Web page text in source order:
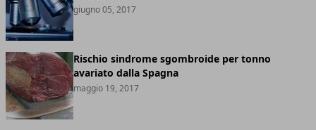
giugno 05, 2017
Rischio sindrome sgombroide per tonno
avariato dalla Spagna
maggio 19, 2017